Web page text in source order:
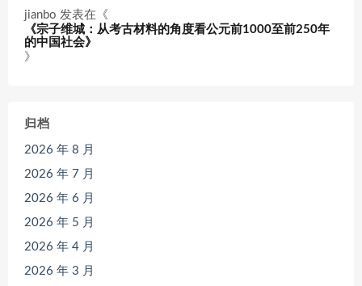
jianbo 发表在《
《宗子维城：从考古材料的角度看公元前1000至前250年
的中国社会》
》
归档
2026 年 8 月
2026 年 7 月
2026 年 6 月
2026 年 5 月
2026 年 4 月
2026 年 3 月